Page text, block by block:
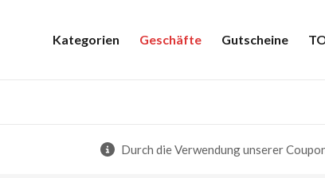
Kategorien Geschäfte Gutscheine
Durch die Verwendung unserer